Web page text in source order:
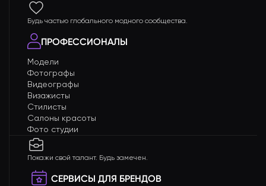
Будь частью глобального модного сообщества.
ПРОФЕССИОНАЛЫ
Модели
Фотографы
Видеографы
Визажисты
Стилисты
Салоны красоты
Фото студии
Покажи свой талант. Будь замечен.
СЕРВИСЫ ДЛЯ БРЕНДОВ